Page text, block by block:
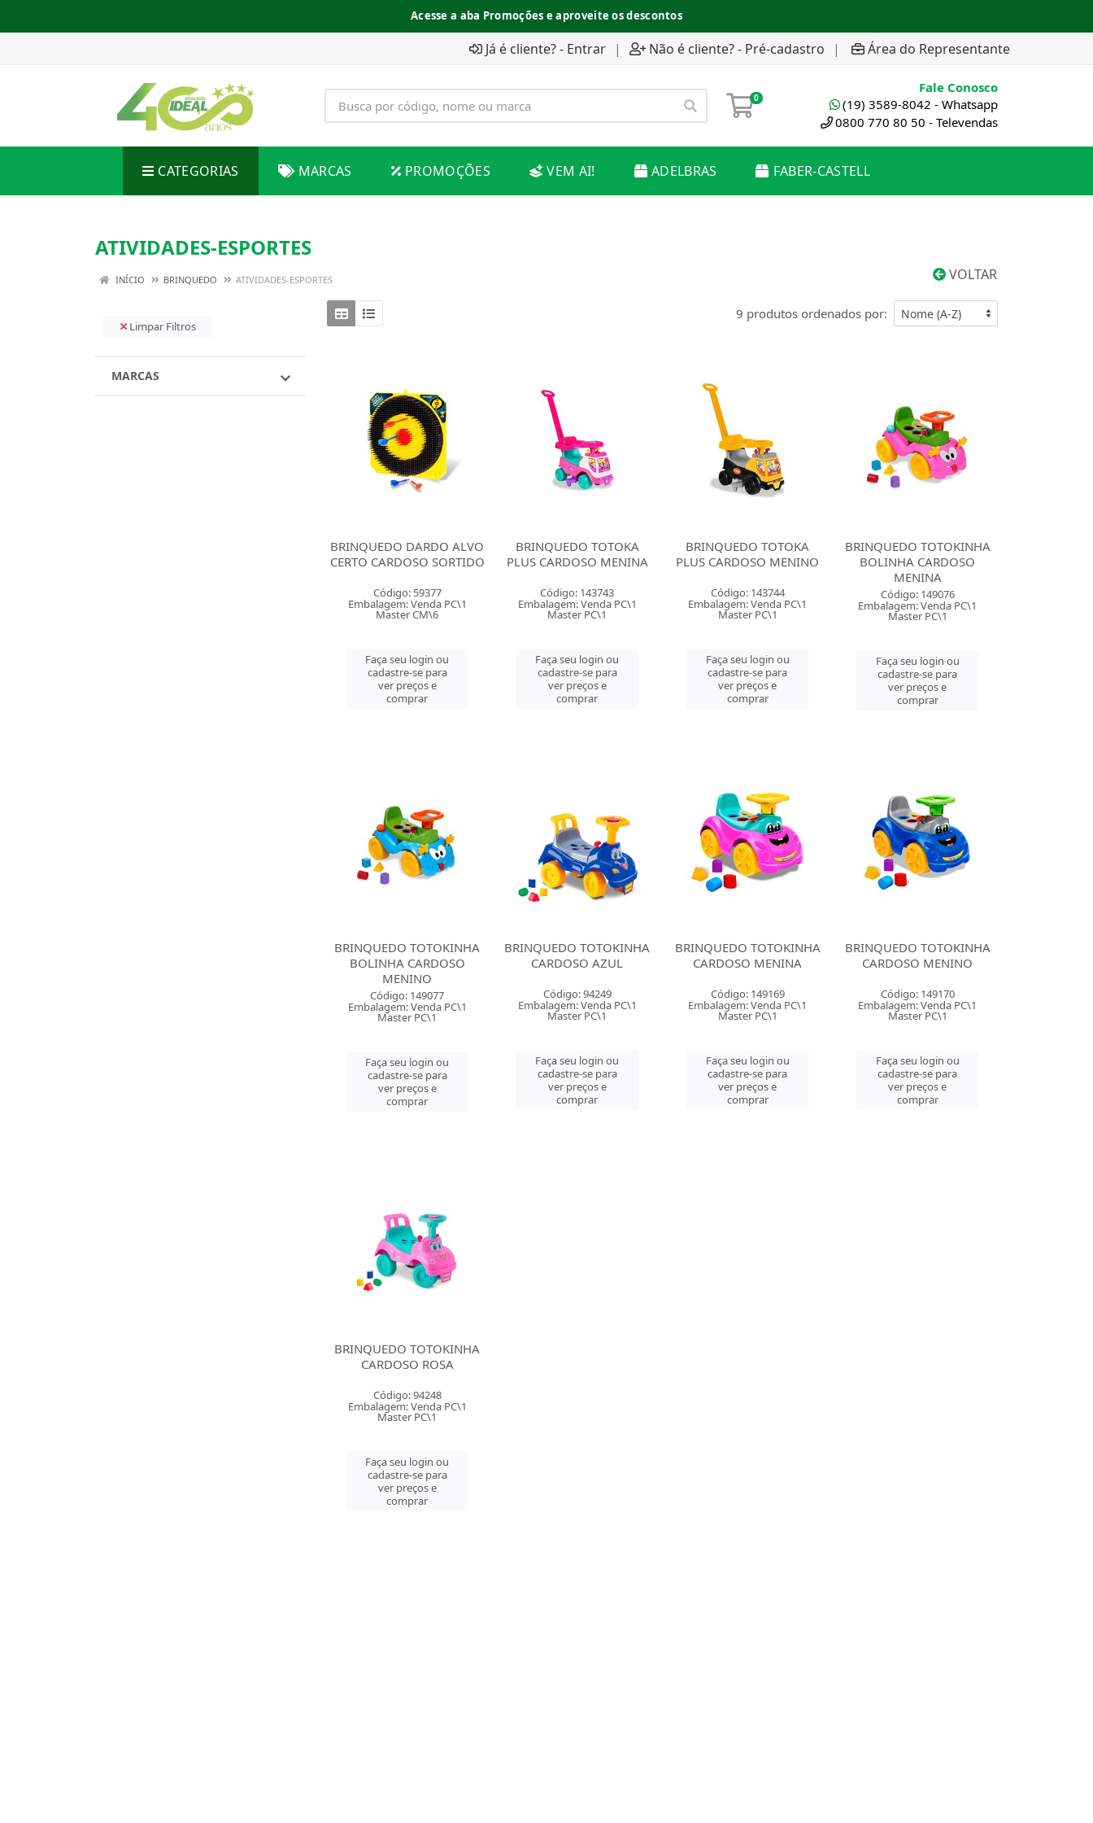
Acesse a aba Promoções e aproveite os descontos
Já é cliente? - Entrar | Não é cliente? - Pré-cadastro | Área do Representante
0
Fale Conosco
(19) 3589-8042 - Whatsapp
0800 770 80 50 - Televendas
CATEGORIAS MARCAS PROMOÇÕES VEM AI! ADELBRAS FABER-CASTELL
ATIVIDADES-ESPORTES
VOLTAR
INÍCIO BRINQUEDO ATIVIDADES-ESPORTES
Limpar Filtros
MARCAS
9 produtos ordenados por:
BRINQUEDO DARDO ALVO
CERTO CARDOSO SORTIDO
Código: 59377
Embalagem: Venda PC\1
Master CM\6
Faça seu login ou
cadastre-se para
ver preços e
comprar
BRINQUEDO TOTOKA
PLUS CARDOSO MENINA
Código: 143743
Embalagem: Venda PC\1
Master PC\1
Faça seu login ou
cadastre-se para
ver preços e
comprar
BRINQUEDO TOTOKA
PLUS CARDOSO MENINO
Código: 143744
Embalagem: Venda PC\1
Master PC\1
Faça seu login ou
cadastre-se para
ver preços e
comprar
BRINQUEDO TOTOKINHA
BOLINHA CARDOSO
MENINA
Código: 149076
Embalagem: Venda PC\1
Master PC\1
Faça seu login ou
cadastre-se para
ver preços e
comprar
BRINQUEDO TOTOKINHA
BOLINHA CARDOSO
MENINO
Código: 149077
Embalagem: Venda PC\1
Master PC\1
Faça seu login ou
cadastre-se para
ver preços e
comprar
BRINQUEDO TOTOKINHA
CARDOSO AZUL
Código: 94249
Embalagem: Venda PC\1
Master PC\1
Faça seu login ou
cadastre-se para
ver preços e
comprar
BRINQUEDO TOTOKINHA
CARDOSO MENINA
Código: 149169
Embalagem: Venda PC\1
Master PC\1
Faça seu login ou
cadastre-se para
ver preços e
comprar
BRINQUEDO TOTOKINHA
CARDOSO MENINO
Código: 149170
Embalagem: Venda PC\1
Master PC\1
Faça seu login ou
cadastre-se para
ver preços e
comprar
BRINQUEDO TOTOKINHA
CARDOSO ROSA
Código: 94248
Embalagem: Venda PC\1
Master PC\1
Faça seu login ou
cadastre-se para
ver preços e
comprar